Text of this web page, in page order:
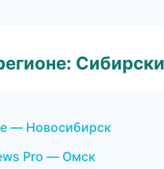
— Новосибирск
Pro — Омск